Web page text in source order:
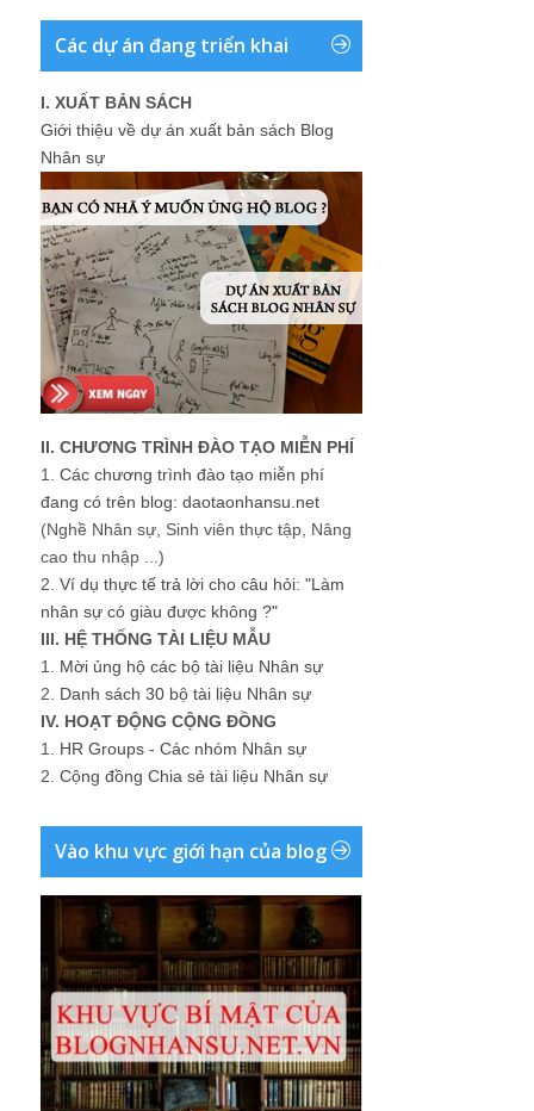
Các dự án đang triển khai
I. XUẤT BẢN SÁCH
Giới thiệu về dự án xuất bản sách Blog
Nhân sự
II. CHƯƠNG TRÌNH ĐÀO TẠO MIỄN PHÍ
1. Các chương trình đào tạo miễn phí
đang có trên blog: daotaonhansu.net
(Nghề Nhân sự, Sinh viên thực tập, Nâng
cao thu nhập ...)
2. Ví dụ thực tế trả lời cho câu hỏi: "Làm
nhân sự có giàu được không ?"
III. HỆ THỐNG TÀI LIỆU MẪU
1. Mời ủng hộ các bộ tài liệu Nhân sự
2. Danh sách 30 bộ tài liệu Nhân sự
IV. HOẠT ĐỘNG CỘNG ĐỒNG
1. HR Groups - Các nhóm Nhân sự
2. Cộng đồng Chia sẻ tài liệu Nhân sự
Vào khu vực giới hạn của blog